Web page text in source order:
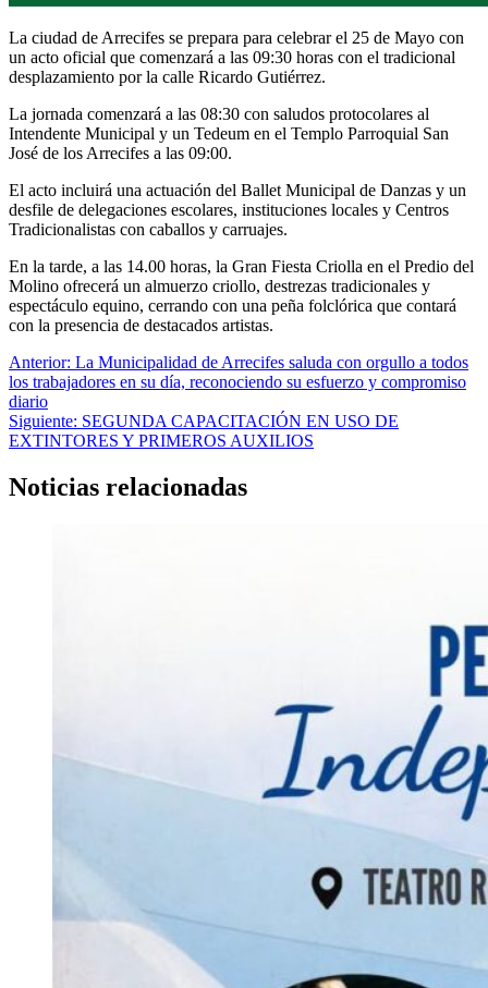
La ciudad de Arrecifes se prepara para celebrar el 25 de Mayo con
un acto oficial que comenzará a las 09:30 horas con el tradicional
desplazamiento por la calle Ricardo Gutiérrez.
La jornada comenzará a las 08:30 con saludos protocolares al
Intendente Municipal y un Tedeum en el Templo Parroquial San
José de los Arrecifes a las 09:00.
El acto incluirá una actuación del Ballet Municipal de Danzas y un
desfile de delegaciones escolares, instituciones locales y Centros
Tradicionalistas con caballos y carruajes.
En la tarde, a las 14.00 horas, la Gran Fiesta Criolla en el Predio del
Molino ofrecerá un almuerzo criollo, destrezas tradicionales y
espectáculo equino, cerrando con una peña folclórica que contará
con la presencia de destacados artistas.
Navegación
de
entradas
Anterior: La Municipalidad de Arrecifes saluda con orgullo a todos
los trabajadores en su día, reconociendo su esfuerzo y compromiso
diario
Siguiente: SEGUNDA CAPACITACIÓN EN USO DE
EXTINTORES Y PRIMEROS AUXILIOS
Noticias relacionadas